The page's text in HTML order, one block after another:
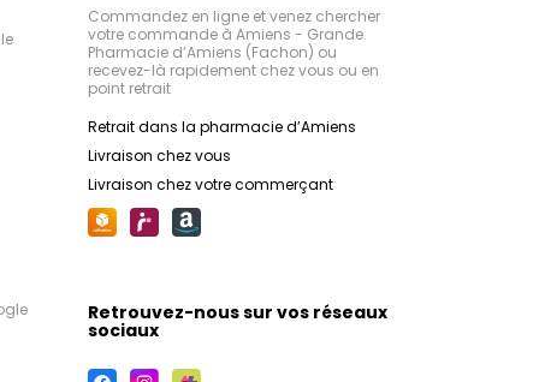
Commandez en ligne et venez chercher
votre commande à Amiens - Grande
Pharmacie d’Amiens (Fachon) ou
recevez-là rapidement chez vous ou en
point retrait
Retrait dans la pharmacie d’Amiens
Livraison chez vous
Livraison chez votre commerçant
Retrouvez-nous sur vos réseaux
sociaux